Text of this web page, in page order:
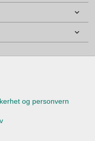
og personvern